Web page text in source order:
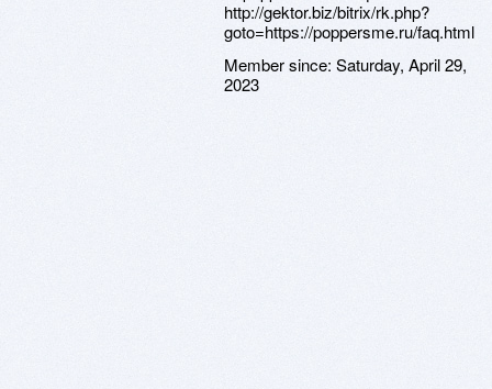
Member since: Saturday, April 29,
2023